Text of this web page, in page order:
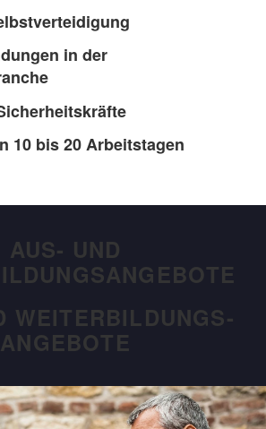
in der
10 bis 20 Arbeitstagen
AUS- UND
WEITERBILDUNGS-
ANGEBOTE